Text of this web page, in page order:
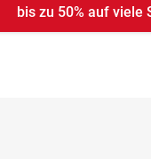
bis zu 50% auf viele